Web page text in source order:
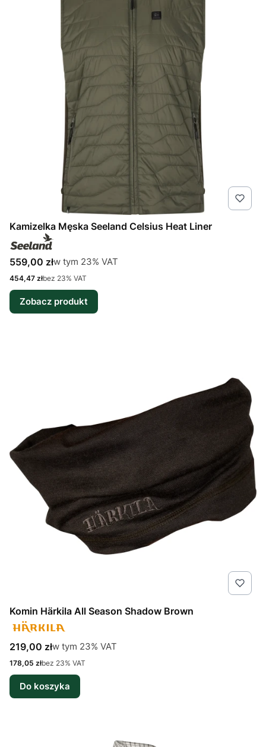
Kamizelka Męska Seeland Celsius Heat Liner
Cena brutto
559,00 złw tym %s VAT
w tym 23% VAT
Cena netto
454,47 złbez 23% VAT
Zobacz produkt
Komin Härkila All Season Shadow Brown
Cena brutto
219,00 złw tym %s VAT
w tym 23% VAT
Cena netto
178,05 złbez 23% VAT
Do koszyka